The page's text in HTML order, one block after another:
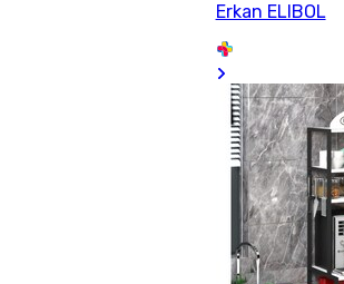
Erkan ELIBOL